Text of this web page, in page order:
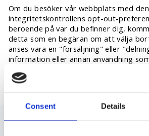
Consent Details
Om du besöker vår webbplats med
integritetskontrollens opt-out-
beroende på var du befinner dig,
detta som en begäran om att välja
anses vara en "försäljning" eller
information eller annan användning
riktad reklam för den enhet och
för att besöka vår webbplats.